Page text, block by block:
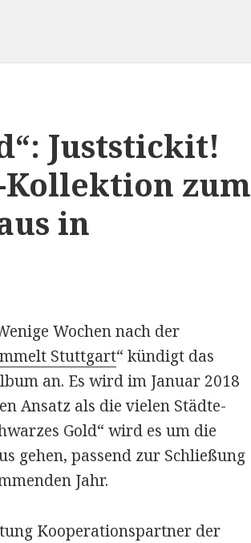
Juststickit!
zum
in
Wochen nach der
Stuttgart“ kündigt das
an. Es wird im Januar 2018
Ansatz als die vielen Städte-
Gold“ wird es um die
gehen, passend zur Schließung
Jahr.
Kooperationspartner der